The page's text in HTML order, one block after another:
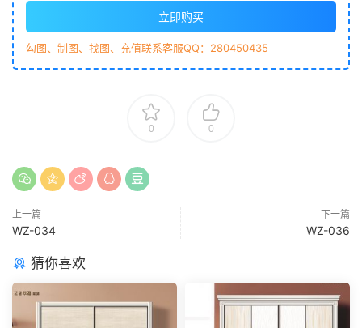
立即购买
勾图、制图、找图、充值联系客服QQ：280450435
0 0
上一篇
WZ-034
下一篇
WZ-036
猜你喜欢